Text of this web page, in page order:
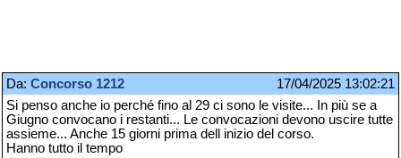
Da: Concorso 1212
17/04/2025 13:02:21
Si penso anche io perché fino al 29 ci sono le visite... In più se a
Giugno convocano i restanti... Le convocazioni devono uscire tutte
assieme... Anche 15 giorni prima dell inizio del corso.
Hanno tutto il tempo